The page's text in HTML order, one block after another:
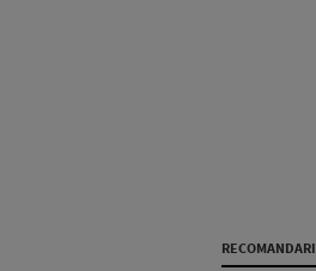
RECOMANDARI